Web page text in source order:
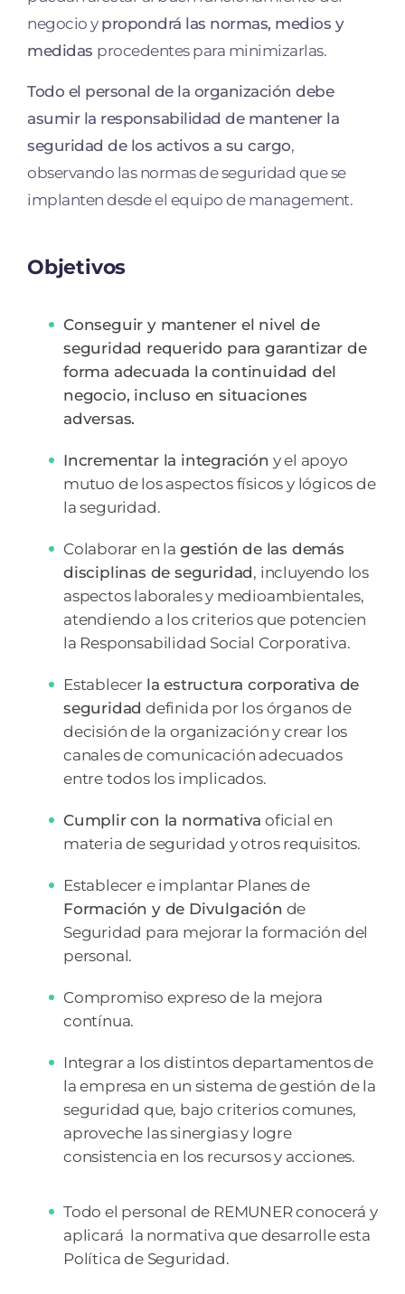
negocio y propondrá las normas, medios y
medidas procedentes para minimizarlas.
Todo el personal de la organización debe
asumir la responsabilidad de mantener la
seguridad de los activos a su cargo,
observando las normas de seguridad que se
implanten desde el equipo de management.
Objetivos
Conseguir y mantener el nivel de
seguridad requerido paragarantizar de
forma adecuada la continuidad del
negocio, incluso en situaciones
adversas.
Incrementar la integración y el apoyo
mutuo de los aspectos físicos y lógicos de
la seguridad.
Colaborar en la gestión de las demás
disciplinas de seguridad, incluyendo los
aspectos laborales y medioambientales,
atendiendo a los criterios que potencien
la Responsabilidad Social Corporativa.
Establecer la estructura corporativa de
seguridad definida por los órganos de
decisión de la organización y crear los
canales de comunicación adecuados
entre todos los implicados.
Cumplir con la normativa oficial en
materia de seguridad y otros requisitos.
Establecer e implantar Planes de
Formación y de Divulgación de
Seguridad para mejorar la formación del
personal.
Compromiso expreso de la mejora
contínua.
Integrar a los distintos departamentos de
la empresa en un sistema de gestión de la
seguridad que, bajo criterios comunes,
aproveche las sinergias y logre
consistencia en los recursos y acciones.
Todo el personal de REMUNER conocerá y
aplicará la normativa que desarrolle esta
Política de Seguridad.